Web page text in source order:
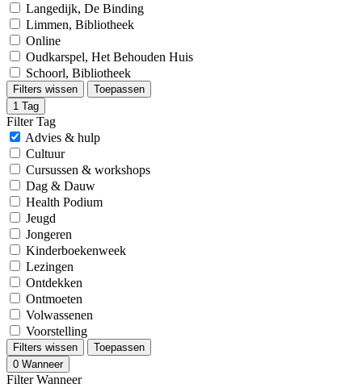
Langedijk, De Binding
Limmen, Bibliotheek
Online
Oudkarspel, Het Behouden Huis
Schoorl, Bibliotheek
Filters wissen
Toepassen
1 Tag
Filter Tag
Advies & hulp
Cultuur
Cursussen & workshops
Dag & Dauw
Health Podium
Jeugd
Jongeren
Kinderboekenweek
Lezingen
Ontdekken
Ontmoeten
Volwassenen
Voorstelling
Filters wissen
Toepassen
0 Wanneer
Filter Wanneer